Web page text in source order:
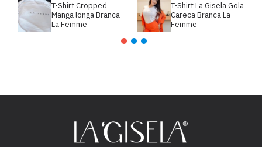
T-Shirt Cropped
Manga longa Branca
La Femme
T-Shirt La Gisela Gola
Careca Branca La
Femme